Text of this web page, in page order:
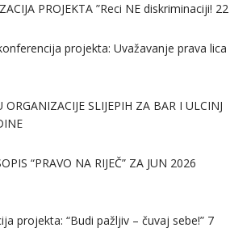
PROJEKTA ”Reci NE diskriminaciji! 22
projekta: Uvažavanje prava lica
ORGANIZACIJE SLIJEPIH ZA BAR I ULCINJ
“PRAVO NA RIJEČ” ZA JUN 2026
projekta: “Budi pažljiv – čuvaj sebe!” 7